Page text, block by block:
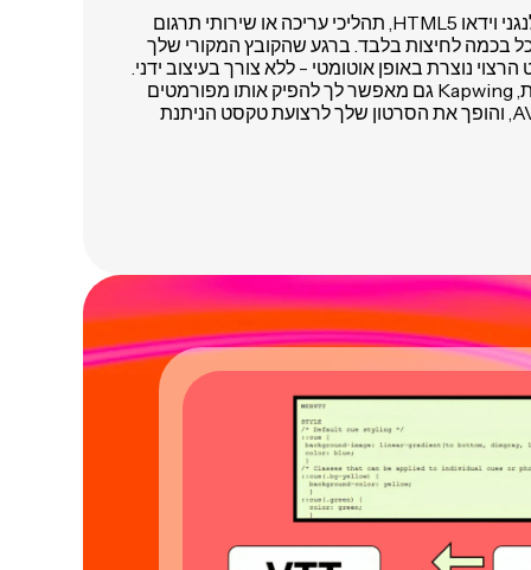
אתה יכול להתאים כתוביות לנגני וידאו HTML5, תהליכי עריכה או שירותי תרגום
בכמה לחיצות בלבד. ברגע שהקובץ המקורי שלך
נוצרת באופן אוטומטי - ללא צורך בעיצוב ידני.
ואם עדיין אין לך קובץ כתוביות, Kapwing גם מאפשר לך להפיק אותו מפורמטים
נפוצים כמו MP4, MOV או AVI, והופך את הסרטון שלך לרצועת טקסט הניתנת